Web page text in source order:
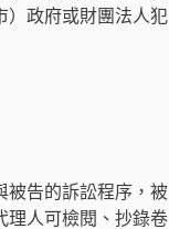
）政府或財團法人犯
被告的訴訟程序，被
理人可檢閱、抄錄卷